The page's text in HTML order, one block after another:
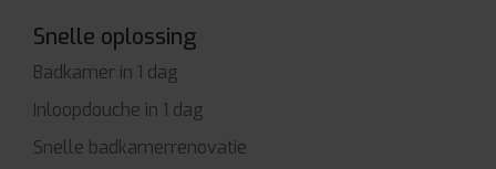
Snelle oplossing
Badkamer in 1 dag
Inloopdouche in 1 dag
Snelle badkamerrenovatie